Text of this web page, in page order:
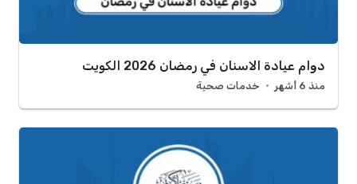
دوام عيادة الاسنان في رمضان 2026 الكويت
منذ 6 أشهر خدمات صحية